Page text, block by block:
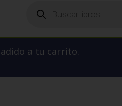
productos
a tu carrito.